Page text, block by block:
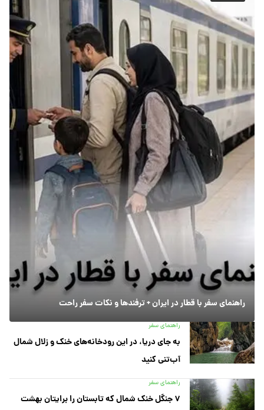
راهنمای سفر با قطار در ایران + ترفندها و نکات سفر راحت
راهنمای سفر
به جای دریا، در این رودخانه‌های خنک و زلال شمال
آب‌تنی کنید
راهنمای سفر
۷ جنگل خنک شمال که تابستان را برایتان بهشت